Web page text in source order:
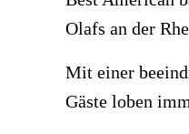
Olafs an der
Mit einer
Gäste loben